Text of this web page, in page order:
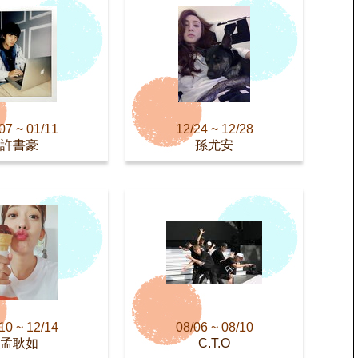
~ 01/11
許書豪
12/24 ~ 12/28
孫尤安
~ 12/14
孟耿如
08/06 ~ 08/10
C.T.O